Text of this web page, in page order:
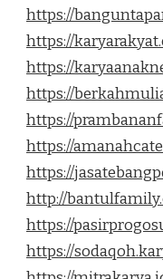
https://
https://
https://
https://
https://
https://
https://
http://
https://
https://